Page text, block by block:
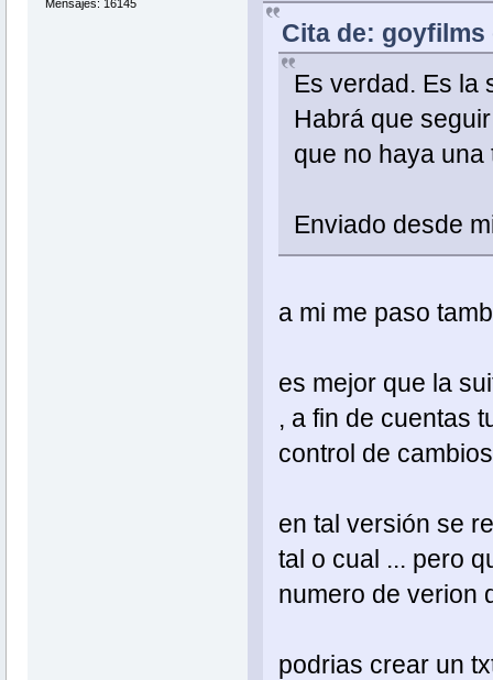
Mensajes: 16145
Cita de: goyfilms
Es verdad. Es la
Habrá que
que no haya una
Enviado desde
a mi me paso
es mejor que la
, a fin de cuentas
control de
en tal versión se
tal o cual ... pero
numero de verion
podrias crear un